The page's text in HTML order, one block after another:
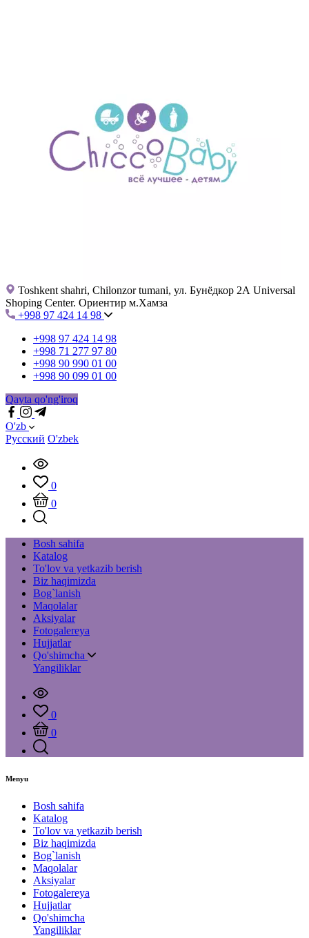
Toshkent shahri, Chilonzor tumani, ул. Бунёдкор 2А Universal
Shoping Center. Ориентир м.Хамза
+998 97 424 14 98
+998 97 424 14 98
+998 71 277 97 80
+998 90 990 01 00
+998 90 099 01 00
Qayta qo'ng'iroq
O'zb
Русский O'zbek
0
0
Bosh sahifa
Katalog
To'lov va yetkazib berish
Biz haqimizda
Bog`lanish
Maqolalar
Aksiyalar
Fotogalereya
Hujjatlar
Qo'shimcha
Yangiliklar
0
0
Menyu
Bosh sahifa
Katalog
To'lov va yetkazib berish
Biz haqimizda
Bog`lanish
Maqolalar
Aksiyalar
Fotogalereya
Hujjatlar
Qo'shimcha
Yangiliklar